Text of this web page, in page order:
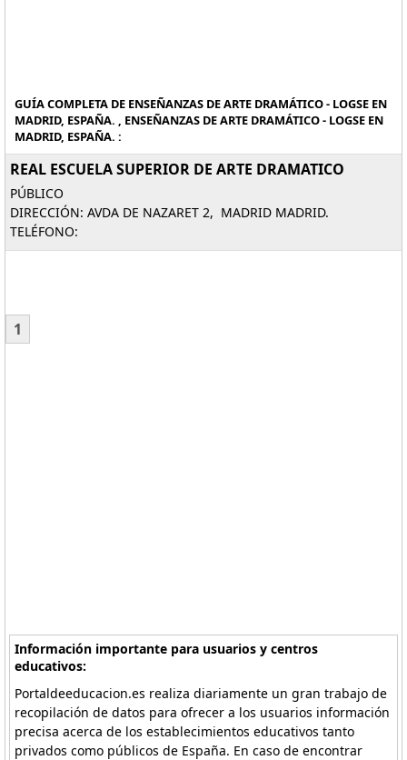
GUÍA COMPLETA DE ENSEÑANZAS DE ARTE DRAMÁTICO - LOGSE EN
MADRID, ESPAÑA. , ENSEÑANZAS DE ARTE DRAMÁTICO - LOGSE EN
MADRID, ESPAÑA. :
REAL ESCUELA SUPERIOR DE ARTE DRAMATICO
PÚBLICO
DIRECCIÓN: AVDA DE NAZARET 2, MADRID MADRID.
TELÉFONO:
1
Información importante para usuarios y centros
educativos:
Portaldeeducacion.es realiza diariamente un gran trabajo de
recopilación de datos para ofrecer a los usuarios información
precisa acerca de los establecimientos educativos tanto
privados como públicos de España. En caso de encontrar